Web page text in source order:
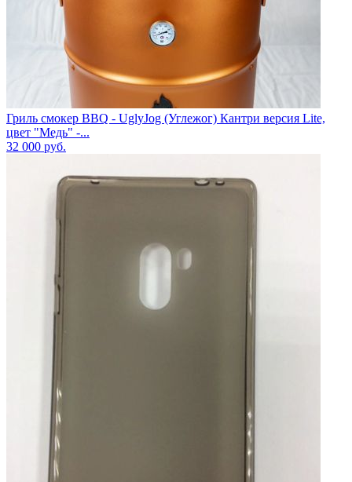
Гриль смокер BBQ - UglyJog (Углежог) Кантри версия Lite,
цвет "Медь" -...
32 000 руб.